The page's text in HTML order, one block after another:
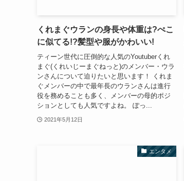
くれまぐウランの身長や体重は?ぺこ
に似てる!?髪型や服がかわいい!
ティーン世代に圧倒的な人気のYoutuberくれ
まぐ(くれいじーまぐねっと)のメンバー・ウラ
ンさんについて迫りたいと思います！ くれま
ぐメンバーの中で最年長のウランさんは進行
役を務めることも多く、メンバーの母的ポジ
ションとしても人気ですよね。 ぽっ...
2021年5月12日
エンタメ